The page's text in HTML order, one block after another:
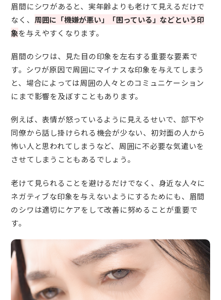
眉間にシワがあると、実年齢よりも老けて見えるだけで
なく、 周囲に「機嫌が悪い」「困っている」などという印
象を与えやすくなります。
眉間のシワは、見た目の印象を左右する重要な要素で
す。シワが原因で周囲にマイナスな印象を与えてしまう
と、場合によっては周囲の人々とのコミュニケーション
にまで影響を及ぼすこともあります。
例えば、表情が怒っているように見えるせいで、部下や
同僚から話し掛けられる機会が少ない、初対面の人から
怖い人と思われてしまうなど、周囲に不必要な気遣いを
させてしまうこともあるでしょう。
老けて見られることを避けるだけでなく、身近な人々に
ネガティブな印象を与えないようにするためにも、眉間
のシワは適切にケアをして改善に努めることが重要で
す。